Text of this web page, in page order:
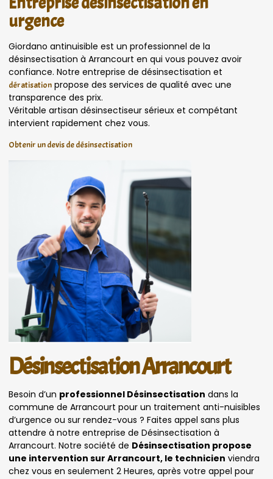
urgence
Giordano antinuisible est un professionnel de la
désinsectisation à Arrancourt en qui vous pouvez avoir
confiance. Notre entreprise de désinsectisation et
dératisation propose des services de qualité avec une
transparence des prix.
Véritable artisan désinsectiseur sérieux et compétant
intervient rapidement chez vous.
Obtenir un devis de désinsectisation
Désinsectisation Arrancourt
Besoin d’un professionnel Désinsectisation dans la
commune de Arrancourt pour un traitement anti-nuisibles
d’urgence ou sur rendez-vous ? Faites appel sans plus
attendre à notre entreprise de Désinsectisation à
Arrancourt. Notre société de Désinsectisation propose
une intervention sur Arrancourt, le technicien viendra
chez vous en seulement 2 Heures, après votre appel pour